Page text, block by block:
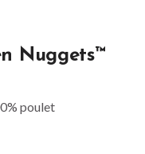
Nuggets™
poulet